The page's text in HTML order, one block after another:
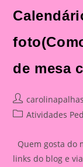
de mesa
Post
author:
PostAtividades
Quem gosta do
links do blog e